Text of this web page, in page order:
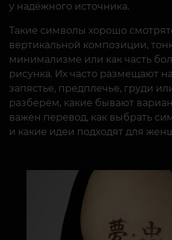
у надёжного источника.
Такие символы хорошо
вертикальной композиции,
минимализме или как часть
рисунка. Их часто размещают
запястье, предплечье, груди
разберём, какие бывают
важен перевод, как выбрать
и какие идеи подходят для